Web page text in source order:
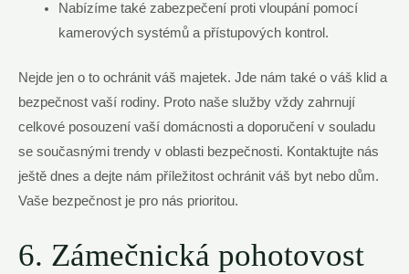
Nabízíme také zabezpečení‌ proti vloupání⁢ pomocí
kamerových systémů a přístupových kontrol.
Nejde jen ⁢o to ochránit ​váš majetek. Jde nám⁣ také o váš klid a
bezpečnost⁣ vaší rodiny.‌ Proto naše⁣ služby vždy zahrnují
celkové posouzení vaší domácnosti a doporučení v⁤ souladu
se současnými trendy ⁢v oblasti bezpečnosti. ⁣Kontaktujte nás
ještě dnes a dejte nám​ příležitost ochránit váš byt nebo dům.
Vaše bezpečnost je pro⁣ nás prioritou.
6.‌ Zámečnická pohotovost